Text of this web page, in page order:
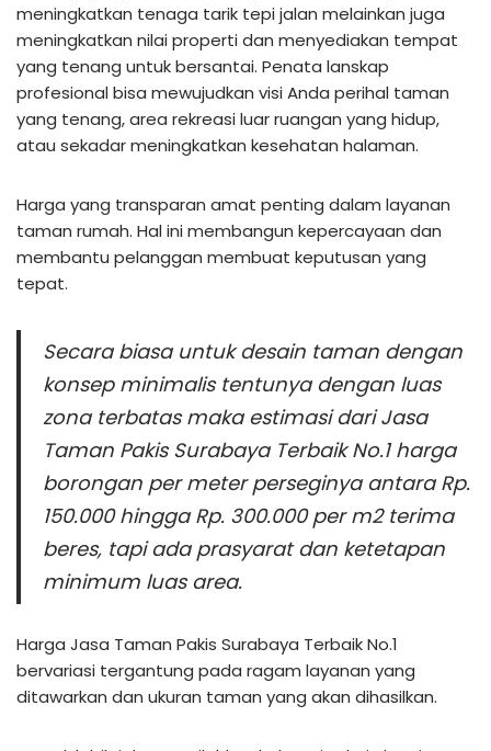
meningkatkan tenaga tarik tepi jalan melainkan juga
meningkatkan nilai properti dan menyediakan tempat
yang tenang untuk bersantai. Penata lanskap
profesional bisa mewujudkan visi Anda perihal taman
yang tenang, area rekreasi luar ruangan yang hidup,
atau sekadar meningkatkan kesehatan halaman.
Harga yang transparan amat penting dalam layanan
taman rumah. Hal ini membangun kepercayaan dan
membantu pelanggan membuat keputusan yang
tepat.
Secara biasa untuk desain taman dengan
konsep minimalis tentunya dengan luas
zona terbatas maka estimasi dari Jasa
Taman Pakis Surabaya Terbaik No.1 harga
borongan per meter perseginya antara Rp.
150.000 hingga Rp. 300.000 per m2 terima
beres, tapi ada prasyarat dan ketetapan
minimum luas area.
Harga Jasa Taman Pakis Surabaya Terbaik No.1
bervariasi tergantung pada ragam layanan yang
ditawarkan dan ukuran taman yang akan dihasilkan.